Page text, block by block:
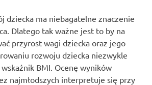
dziecka ma niebagatelne znaczenie
Dlatego tak ważne jest to by na
przyrost wagi dziecka oraz jego
rozwoju dziecka niezwykle
BMI. Ocenę wyników
najmłodszych interpretuje się przy